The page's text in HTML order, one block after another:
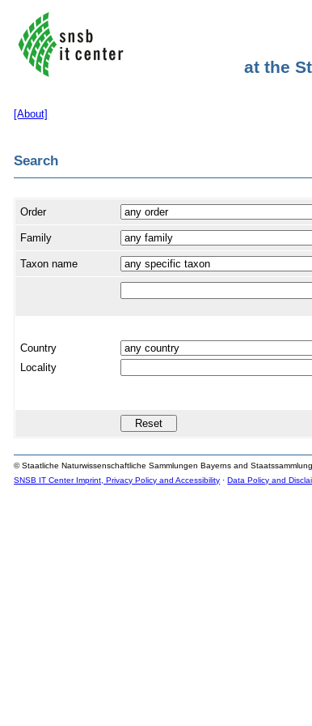
at the
[About]
Search
Order
Family
Taxon name
Country
Locality
© Staatliche Naturwissenschaftliche Sammlungen Bayerns and
SNSB IT Center Imprint, Privacy Policy and Accessibility · Data Policy and